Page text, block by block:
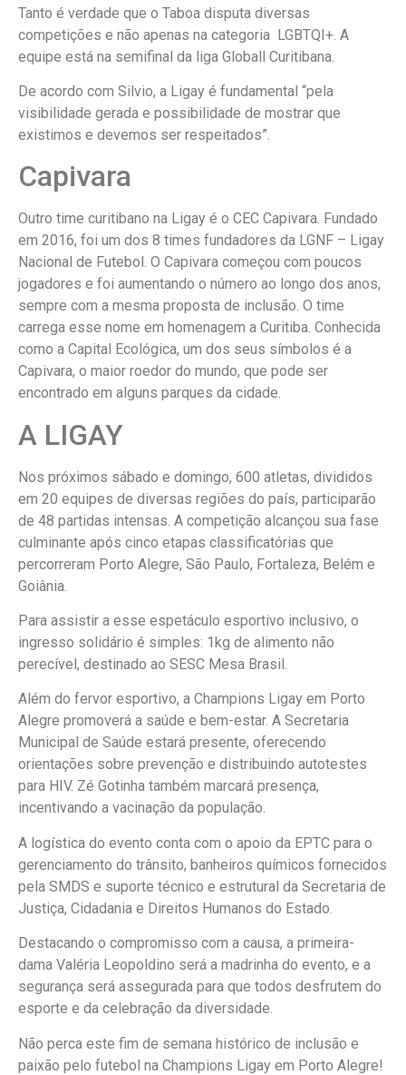
Tanto é verdade que o Taboa disputa diversas
competições e não apenas na categoria LGBTQI+. A
equipe está na semifinal da liga Globall Curitibana.
De acordo com Silvio, a Ligay é fundamental “pela
visibilidade gerada e possibilidade de mostrar que
existimos e devemos ser respeitados”.
Capivara
Outro time curitibano na Ligay é o CEC Capivara. Fundado
em 2016, foi um dos 8 times fundadores da LGNF – Ligay
Nacional de Futebol. O Capivara começou com poucos
jogadores e foi aumentando o número ao longo dos anos,
sempre com a mesma proposta de inclusão. O time
carrega esse nome em homenagem a Curitiba. Conhecida
como a Capital Ecológica, um dos seus símbolos é a
Capivara, o maior roedor do mundo, que pode ser
encontrado em alguns parques da cidade.
A LIGAY
Nos próximos sábado e domingo, 600 atletas, divididos
em 20 equipes de diversas regiões do país, participarão
de 48 partidas intensas. A competição alcançou sua fase
culminante após cinco etapas classificatórias que
percorreram Porto Alegre, São Paulo, Fortaleza, Belém e
Goiânia.
Para assistir a esse espetáculo esportivo inclusivo, o
ingresso solidário é simples: 1kg de alimento não
perecível, destinado ao SESC Mesa Brasil.
Além do fervor esportivo, a Champions Ligay em Porto
Alegre promoverá a saúde e bem-estar. A Secretaria
Municipal de Saúde estará presente, oferecendo
orientações sobre prevenção e distribuindo autotestes
para HIV. Zé Gotinha também marcará presença,
incentivando a vacinação da população.
A logística do evento conta com o apoio da EPTC para o
gerenciamento do trânsito, banheiros químicos fornecidos
pela SMDS e suporte técnico e estrutural da Secretaria de
Justiça, Cidadania e Direitos Humanos do Estado.
Destacando o compromisso com a causa, a primeira-
dama Valéria Leopoldino será a madrinha do evento, e a
segurança será assegurada para que todos desfrutem do
esporte e da celebração da diversidade.
Não perca este fim de semana histórico de inclusão e
paixão pelo futebol na Champions Ligay em Porto Alegre!